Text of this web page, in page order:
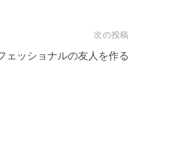
次の投稿
ェッショナルの友人を作る